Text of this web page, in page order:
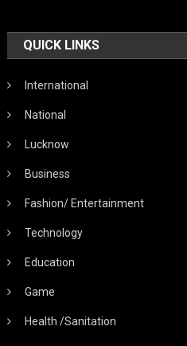
QUICK LINKS
International
National
Lucknow
Business
Fashion/ Entertainment
Technology
Education
Game
Health /Sanitation